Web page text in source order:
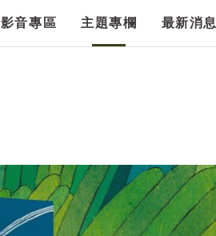
影音專區 主題專欄 最新消息